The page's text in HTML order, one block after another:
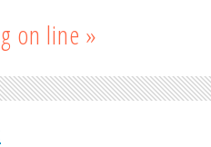
on line »